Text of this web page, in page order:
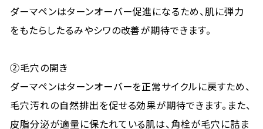
ダーマペンはターンオーバー促進になるため、肌に弾力
をもたらしたるみやシワの改善が期待できます。
②毛穴の開き
ダーマペンはターンオーバーを正常サイクルに戻すため、
毛穴汚れの自然排出を促せる効果が期待できます。また、
皮脂分泌が適量に保たれている肌は、角栓が毛穴に詰ま